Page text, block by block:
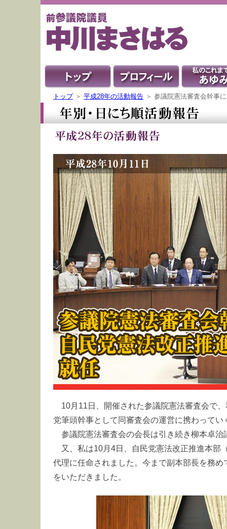
トップ＞ 平成28年の活動報告 ＞ 参議院憲法審査会幹事
10月11日、開催された参議院憲法審査会で
党筆頭幹事として同審査会の運営に携わってい
参議院憲法審査会の会長は引き続き柳本卓治
又、私は10月4日、自民党憲法改正推進本部
代理に任命されました。今まで副本部長を務
をいただきました。